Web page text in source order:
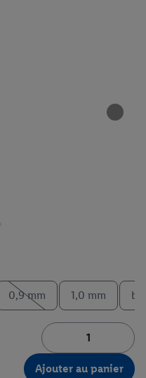
0,9 mm 1,0 mm
Ajouter au panier